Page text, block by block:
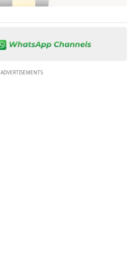
ADVERTISEMENTS